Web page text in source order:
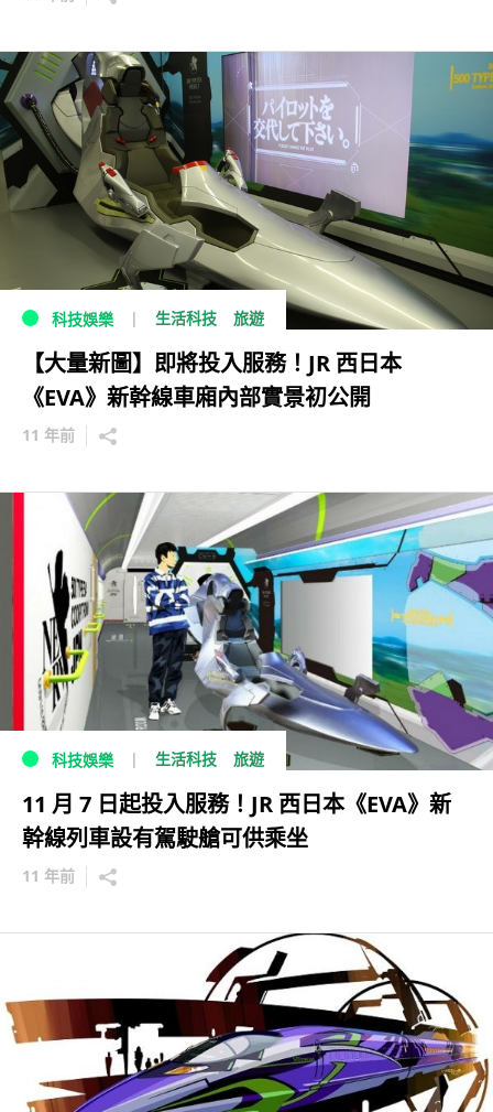
科技娛樂 生活科技 旅遊
【大量新圖】即將投入服務！JR 西日本
《EVA》新幹線車廂內部實景初公開
11 年前
科技娛樂 生活科技 旅遊
11 月 7 日起投入服務！JR 西日本《EVA》新
幹線列車設有駕駛艙可供乘坐
11 年前